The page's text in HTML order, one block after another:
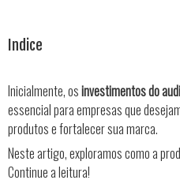
Indice
Inicialmente, osinvestimentos do
essencial para empresas que
produtos e fortalecer sua marca.
Neste artigo, exploramos como a
Continue a leitura!